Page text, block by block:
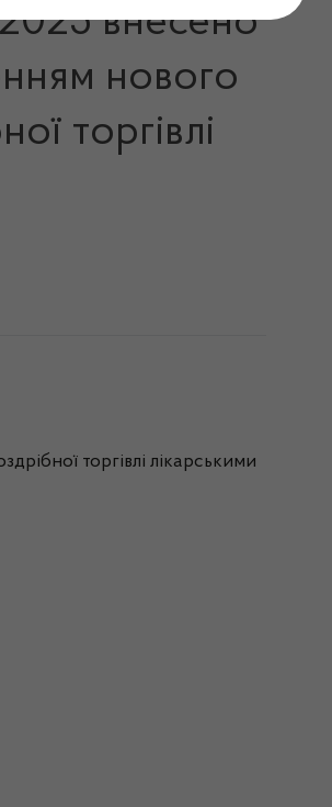
внесено
нового
торгівлі
торгівлі лікарськими